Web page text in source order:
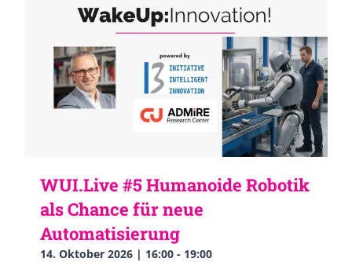
WUI.Live #5 Humanoide Robotik
als Chance für neue
Automatisierung
14. Oktober 2026 | 16:00 - 19:00